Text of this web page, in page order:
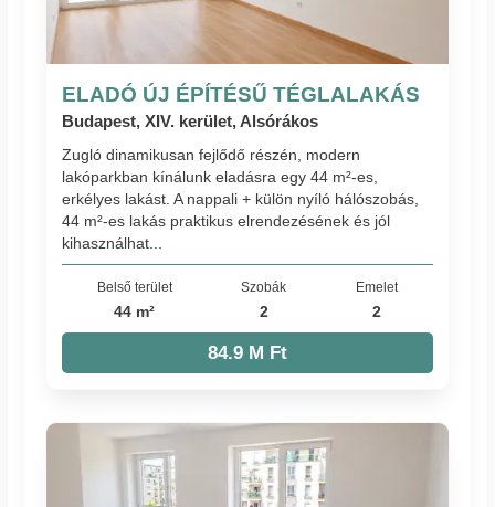
ELADÓ ÚJ ÉPÍTÉSŰ TÉGLALAKÁS
Budapest, XIV. kerület, Alsórákos
Zugló dinamikusan fejlődő részén, modern
lakóparkban kínálunk eladásra egy 44 m²-es,
erkélyes lakást. A nappali + külön nyíló hálószobás,
44 m²-es lakás praktikus elrendezésének és jól
kihasználhat...
Belső terület
44 m²
Szobák
2
Emelet
2
84.9 M Ft